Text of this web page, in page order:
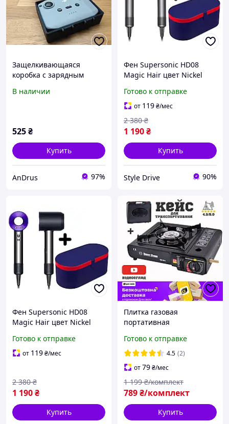
Защелкивающаяся
коробка с зарядным
защитный кейс для
DJI RC-N3, органайзер
В наличии
525₴
Купить
AnDrus 97%
Фен Supersonic HD08
Magic Hair цвет Nickel
насадкой
концентратором + кейс
для транспортировки -
премиальный фен
Готово к отправке
от 119₴/мес
1 190₴
2 380 ₴
Купить
Style Drive 90%
Фен Supersonic HD08
Magic Hair цвет Nickel
насадкой
концентратором + кейс
Готово к отправке
от 119₴/мес
1 190₴
2 380 ₴
Купить
Плитка газовая
портативная
пьезоподжигом + кейс
для транспортировки в
комплекте
Готово к отправке
4.5 (2)
от79₴/мес
789₴/комплект
1 199 ₴/комплект
Купить